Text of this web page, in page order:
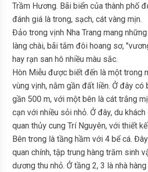
Trầm Hương. Bãi biển của thành phố
đánh giá là trong, sạch, cát vàng mịn.
Đảo trong vịnh Nha Trang mang
làng chài, bãi tắm đôi hoang sơ,
hay rạn san hô nhiều màu sắc.
Hòn Miễu được biết đến là một trong
vùng vịnh, nằm gần đất liền. Ở đây có
gần 500 m, với một bên là cát trắng
cạn với nhiều sỏi nhỏ. Ở đây, du
quan thủy cung Trí Nguyên, với thiết
Bên trong là tầng hầm với 4 bể cá.
quan chính, tập trung hàng trăm sinh
dương thu nhỏ. Ở tầng 2, 3 là nhà